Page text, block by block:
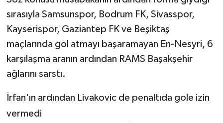
sırasıyla Samsunspor, Bodrum FK, Sivasspor,
Kayserispor, Gaziantep FK ve Beşiktaş
maçlarında gol atmayı başaramayan En-Nesyri, 6
karşılaşma aranın ardından RAMS Başakşehir
ağlarını sarstı.
İrfan'ın ardından Livakovic de penaltıda gole izin
vermedi